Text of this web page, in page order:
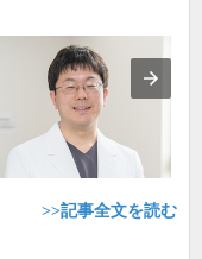
>>記事全文を読む